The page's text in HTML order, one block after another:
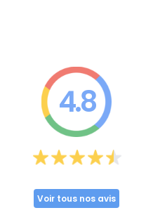
4.8
Voir tous nos avis